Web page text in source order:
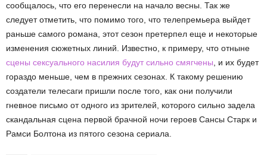
сообщалось, что его перенесли на начало весны. Так же
следует отметить, что помимо того, что телепремьера выйдет
раньше самого романа, этот сезон претерпел еще и некоторые
изменения сюжетных линий. Известно, к примеру, что отныне
сцены сексуального насилия будут сильно смягчены , и их будет
гораздо меньше, чем в прежних сезонах. К такому решению
создатели телесаги пришли после того, как они получили
гневное письмо от одного из зрителей, которого сильно задела
скандальная сцена первой брачной ночи героев Сансы Старк и
Рамси Болтона из пятого сезона сериала.